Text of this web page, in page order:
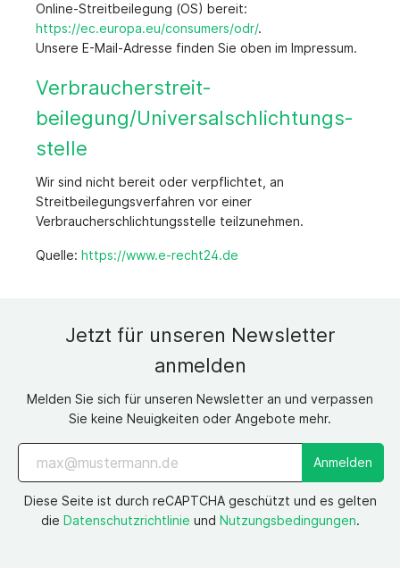
Online-Streitbeilegung (OS) bereit:
https://ec.europa.eu/consumers/odr/.
Unsere E-Mail-Adresse finden Sie oben im Impressum.
Verbraucher­streit­
beilegung/Universal­schlichtungs­
stelle
Wir sind nicht bereit oder verpflichtet, an
Streitbeilegungsverfahren vor einer
Verbraucherschlichtungsstelle teilzunehmen.
Quelle: https://www.e-recht24.de
Jetzt für unseren Newsletter
anmelden
Melden Sie sich für unseren Newsletter an und verpassen
Sie keine Neuigkeiten oder Angebote mehr.
Diese Seite ist durch reCAPTCHA geschützt und es gelten
die Datenschutzrichtlinie und Nutzungsbedingungen.
Anmelden